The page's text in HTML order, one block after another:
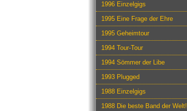
1996 Einzelgigs
1995 Eine Frage der Ehre
1995 Geheimtour
1994 Tour-Tour
1994 Sömmer der Libe
1993 Plugged
1988 Einzelgigs
1988 Die beste Band der Welt!